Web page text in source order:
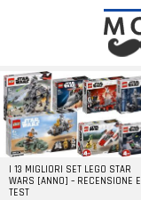
LATEST
STORIES
I 13 MIGLIORI SET LEGO STAR
WARS [ANNO] – RECENSIONE E
TEST